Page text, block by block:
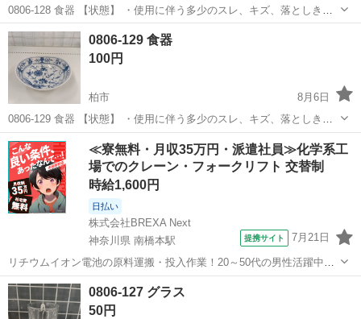
0806-128 食器 【状態】 ・使用に伴う多少のスレ、キズ、落としきれ
ない汚れなどございます ・詳細は現地でご確認ください ・お値引きは
出来かねますのでご了承願います ※中古品のため、状態についてはご
理...
千葉 柏市 現地
0806-129 食器
100円
柏市
8月6日
0806-129 食器 【状態】 ・使用に伴う多少のスレ、キズ、落としきれ
ない汚れなどございます ・詳細は現地でご確認ください ・お値引きは
出来かねますのでご了承願います ※中古品のため、状態についてはご
理...
千葉 柏市 食器 現地
≪寮無料・月収35万円・派遣社員≫化学系工
場でのクレーン・フォークリフト 交替制
時給1,600円
日払い
株式会社BREXA Next
神奈川県 南橋本駅
提携サイト 7月21日
リチウムイオン電池の原料運搬・投入作業！20～50代の男性活躍中★
ワンルーム寮完備！赴任旅費会社負担！年間休日130日★フォークリフ
ト免許お持ちの方、活躍中！就業先食堂利用可★《神奈川県相模原
市》 人気の工場のお仕事 ◇電...
神奈川 相模原市 南橋本駅
0806-127 グラス
50円